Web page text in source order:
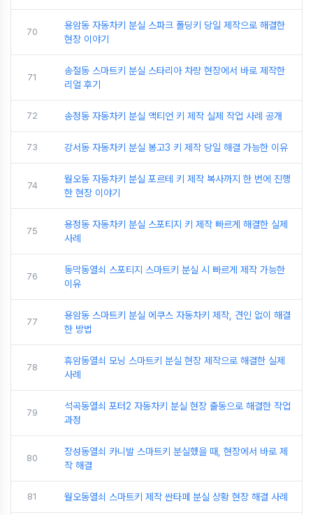
70
용암동 자동차키 분실 스파크 폴딩키 당일 제작으로 해결한
현장 이야기
71
송절동 스마트키 분실 스타리아 차량 현장에서 바로 제작한
리얼 후기
72 송정동 자동차키 분실 액티언 키 제작 실제 작업 사례 공개
73 강서동 자동차키 분실 봉고3 키 제작 당일 해결 가능한 이유
74
월오동 자동차키 분실 포르테 키 제작 복사까지 한 번에 진행
한 현장 이야기
75
용정동 자동차키 분실 스포티지 키 제작 빠르게 해결한 실제
사례
76
동막동열쇠 스포티지 스마트키 분실 시 빠르게 제작 가능한
이유
77
용암동 스마트키 분실 에쿠스 자동차키 제작, 견인 없이 해결
한 방법
78
휴암동열쇠 모닝 스마트키 분실 현장 제작으로 해결한 실제
사례
79
석곡동열쇠 포터2 자동차키 분실 현장 출동으로 해결한 작업
과정
80
장성동열쇠 카니발 스마트키 분실했을 때, 현장에서 바로 제
작 해결
81 월오동열쇠 스마트키 제작 싼타페 분실 상황 현장 해결 사례